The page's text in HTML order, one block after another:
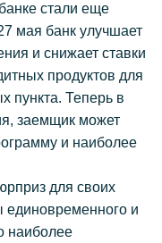
стали еще
мая банк улучшает
и снижает ставки
продуктов для
пункта. Теперь в
заемщик может
и наиболее
для своих
и
наиболее